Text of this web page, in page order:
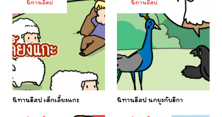
นิทานอีสป
นิทานอีสป เด็กเลี้ยงแกะ
นิทานอีสป
นิทานอีสป นกยูงกับอีกา